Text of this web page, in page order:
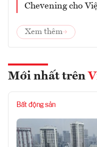
Chevening cho
Xem thêm
Mới nhất trên
Bất động sản